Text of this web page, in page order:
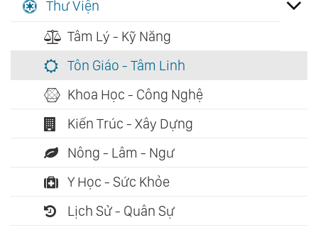
Thư Viện
Tâm Lý - Kỹ Năng
Tôn Giáo - Tâm Linh
Khoa Học - Công Nghệ
Kiến Trúc - Xây Dựng
Nông - Lâm - Ngư
Y Học - Sức Khỏe
Lịch Sử - Quân Sự